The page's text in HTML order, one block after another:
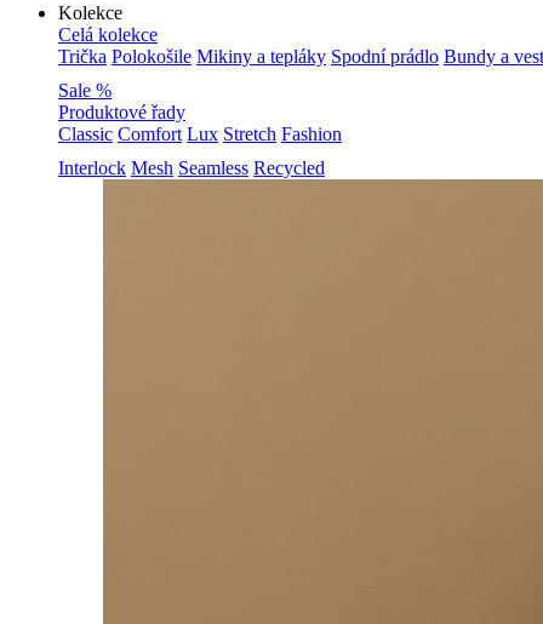
Kolekce
Celá kolekce
Trička Polokošile Mikiny a tepláky Spodní prádlo Bundy a
Sale %
Produktové řady
Classic Comfort Lux Stretch Fashion
Interlock Mesh Seamless Recycled